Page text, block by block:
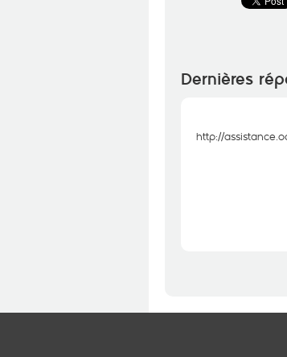
Dernières
http://